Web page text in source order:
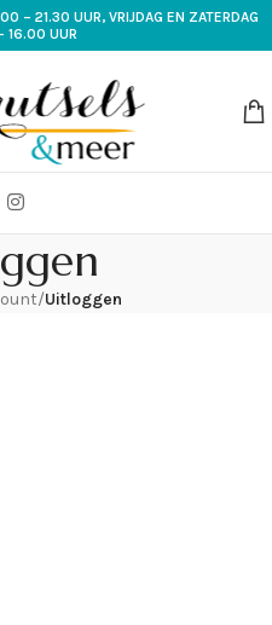
– 21.30 UUR, VRIJDAG EN ZATERDAG
16.00 UUR
/Uitloggen